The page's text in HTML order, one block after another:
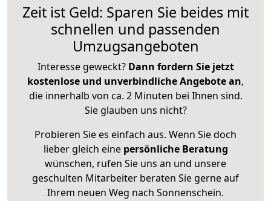
Zeit ist Geld: Sparen Sie beides mit
schnellen und passenden
Umzugsangeboten
Interesse geweckt? Dann fordern Sie jetzt
kostenlose und unverbindliche Angebote an,
die innerhalb von ca. 2 Minuten bei Ihnen sind.
Sie glauben uns nicht?
Probieren Sie es einfach aus. Wenn Sie doch
lieber gleich eine persönliche Beratung
wünschen, rufen Sie uns an und unsere
geschulten Mitarbeiter beraten Sie gerne auf
Ihrem neuen Weg nach Sonnenschein.